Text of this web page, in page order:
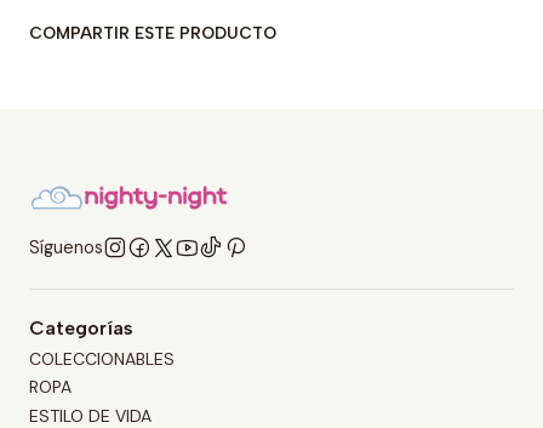
COMPARTIR ESTE PRODUCTO
Síguenos
Categorías
COLECCIONABLES
ROPA
ESTILO DE VIDA